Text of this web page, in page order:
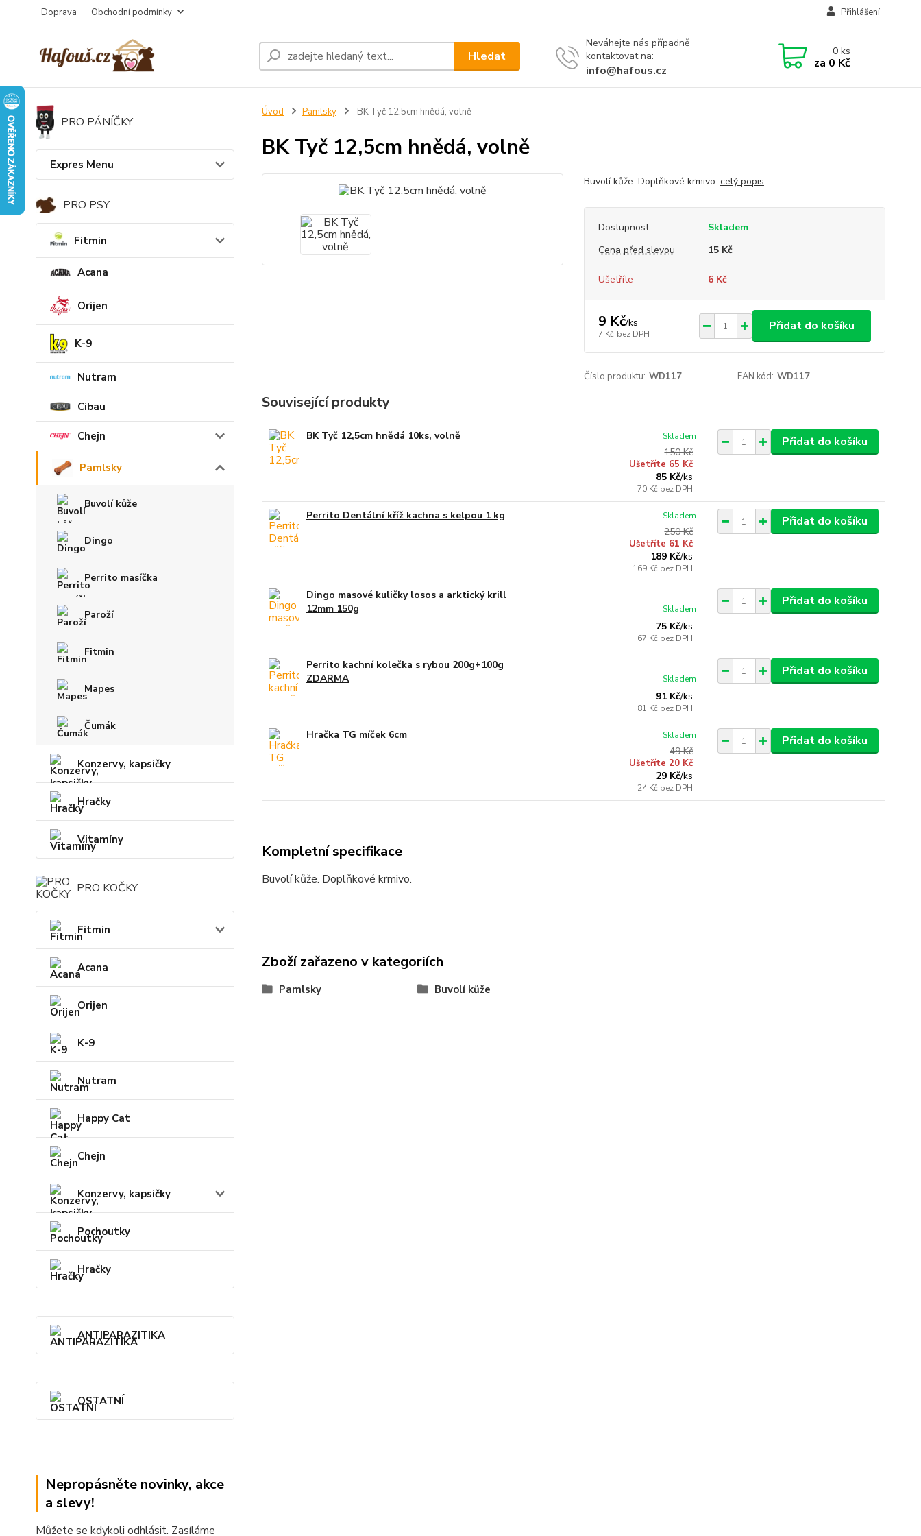
Doprava Obchodní podmínky Přihlášení
Hledat
Neváhejte nás případně
kontaktovat na:
info@hafous.cz
0ks
za 0 Kč
PRO PÁNÍČKY
Expres Menu
PRO PSY
Fitmin
Acana
Orijen
K-9
Nutram
Cibau
Chejn
Pamlsky
Buvolí kůže
Dingo
Perrito masíčka
Paroží
Fitmin
Mapes
Čumák
Konzervy, kapsičky
Hračky
Vitamíny
PRO KOČKY
Fitmin
Acana
Orijen
K-9
Nutram
Happy Cat
Chejn
Konzervy, kapsičky
Pochoutky
Hračky
ANTIPARAZITIKA
OSTATNÍ
Nepropásněte novinky, akce
a slevy!
Můžete se kdykoli odhlásit. Zasíláme
Úvod Pamlsky BK Tyč 12,5cm hnědá, volně
BK Tyč 12,5cm hnědá, volně
Buvolí kůže. Doplňkové krmivo. celý popis
Dostupnost
Skladem
Cena před slevou
15 Kč
Ušetříte 6 Kč
9 Kč/ks
7 Kč bez DPH
Přidat do košíku
Číslo produktu: WD117 EAN kód: WD117
Související produkty
BK Tyč 12,5cm hnědá 10ks, volně
150 Kč
Ušetříte 65 Kč
85 Kč/ks
70 Kč bez DPH
Skladem Přidat do košíku
Perrito Dentální kříž kachna s kelpou 1 kg
250 Kč
Ušetříte 61 Kč
189 Kč/ks
169 Kč bez DPH
Skladem Přidat do košíku
Dingo masové kuličky losos a arktický krill
12mm 150g
75 Kč/ks
67 Kč bez DPH
Skladem
Přidat do košíku
Perrito kachní kolečka s rybou 200g+100g
ZDARMA
91 Kč/ks
81 Kč bez DPH
Skladem
Přidat do košíku
Hračka TG míček 6cm
49 Kč
Ušetříte 20 Kč
29 Kč/ks
24 Kč bez DPH
Skladem Přidat do košíku
Kompletní specifikace
Buvolí kůže. Doplňkové krmivo.
Zboží zařazeno v kategoriích
Pamlsky Buvolí kůže